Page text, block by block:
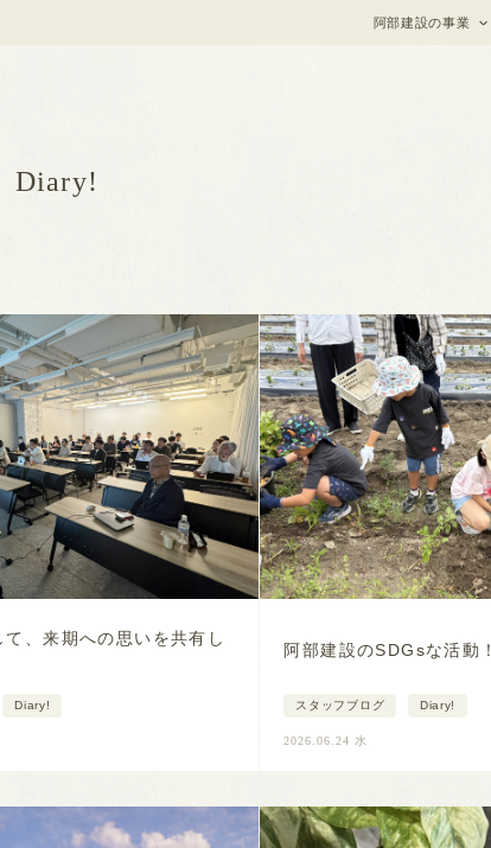
阿部建設の事業
Diary!
、来期への思いを共有し
Diary!
阿部建設のSDGsな活動！
スタッフブログ Diary!
2026.06.24 水